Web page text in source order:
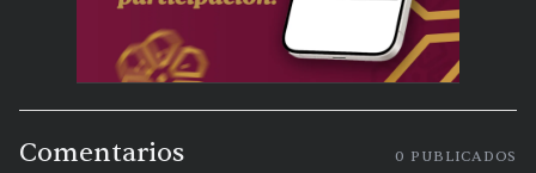
Comentarios 0 PUBLICADOS